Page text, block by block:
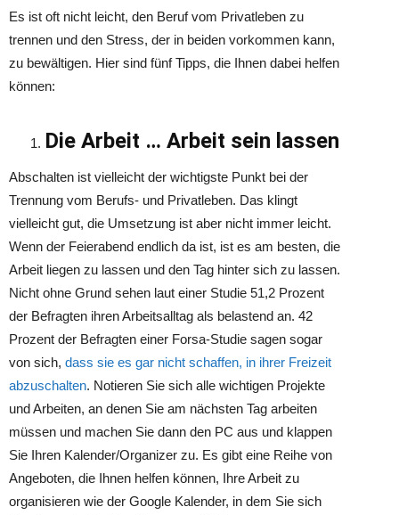
Es ist oft nicht leicht, den Beruf vom Privatleben zu
trennen und den Stress, der in beiden vorkommen kann,
zu bewältigen. Hier sind fünf Tipps, die Ihnen dabei helfen
können:
Die Arbeit … Arbeit sein lassen
Abschalten ist vielleicht der wichtigste Punkt bei der
Trennung vom Berufs- und Privatleben. Das klingt
vielleicht gut, die Umsetzung ist aber nicht immer leicht.
Wenn der Feierabend endlich da ist, ist es am besten, die
Arbeit liegen zu lassen und den Tag hinter sich zu lassen.
Nicht ohne Grund sehen laut einer Studie 51,2 Prozent
der Befragten ihren Arbeitsalltag als belastend an. 42
Prozent der Befragten einer Forsa-Studie sagen sogar
von sich, dass sie es gar nicht schaffen, in ihrer Freizeit
abzuschalten. Notieren Sie sich alle wichtigen Projekte
und Arbeiten, an denen Sie am nächsten Tag arbeiten
müssen und machen Sie dann den PC aus und klappen
Sie Ihren Kalender/Organizer zu. Es gibt eine Reihe von
Angeboten, die Ihnen helfen können, Ihre Arbeit zu
organisieren wie der Google Kalender, in dem Sie sich